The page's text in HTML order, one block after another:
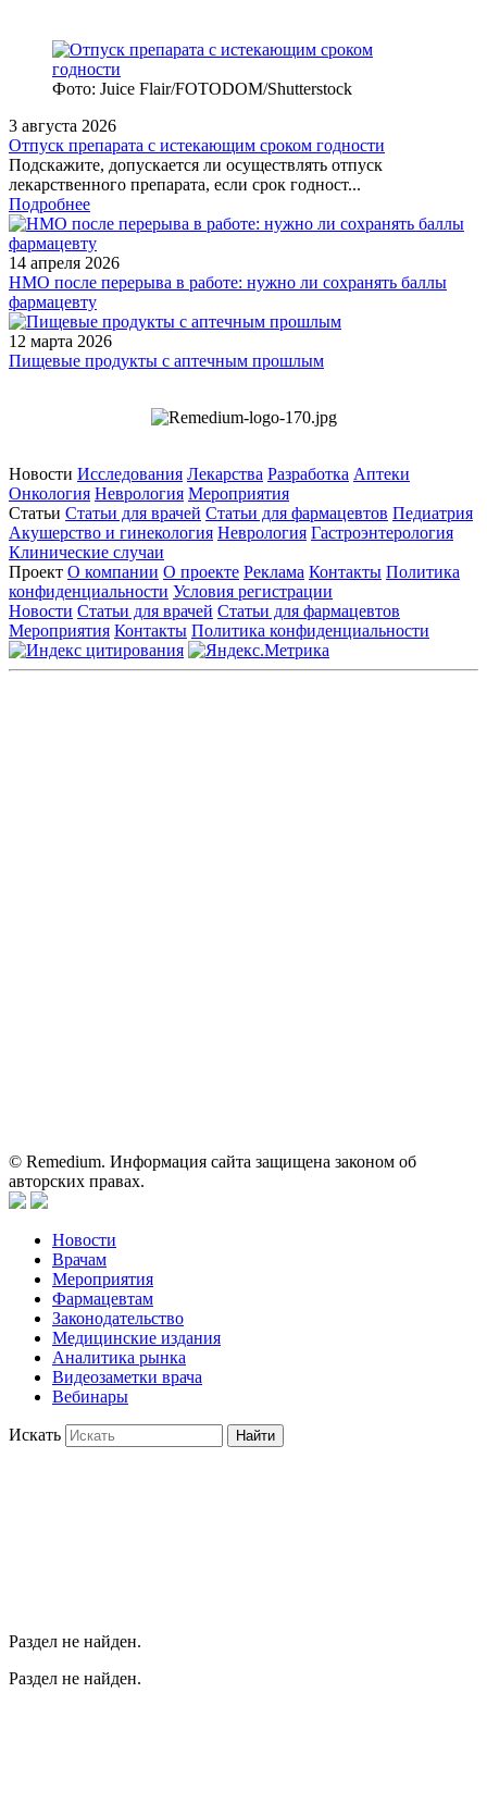
Фото: Juice Flair/FOTODOM/Shutterstoсk
3 августа 2026
Отпуск препарата с истекающим сроком годности
Подскажите, допускается ли осуществлять отпуск
лекарственного препарата, если срок годност...
Подробнее
14 апреля 2026
НМО после перерыва в работе: нужно ли сохранять баллы
фармацевту
12 марта 2026
Пищевые продукты с аптечным прошлым
Новости Исследования Лекарства Разработка Аптеки
Онкология Неврология Мероприятия
Статьи Статьи для врачей Статьи для фармацевтов Педиатрия
Акушерство и гинекология Неврология Гастроэнтерология
Клинические случаи
Проект О компании О проекте Реклама Контакты Политика
конфиденциальности Условия регистрации
Новости Статьи для врачей Статьи для фармацевтов
Мероприятия Контакты Политика конфиденциальности
© Remedium. Информация сайта защищена законом об
авторских правах.
Новости
Врачам
Мероприятия
Фармацевтам
Законодательство
Медицинские издания
Аналитика рынка
Видеозаметки врача
Вебинары
Искать Найти
Раздел не найден.
Раздел не найден.